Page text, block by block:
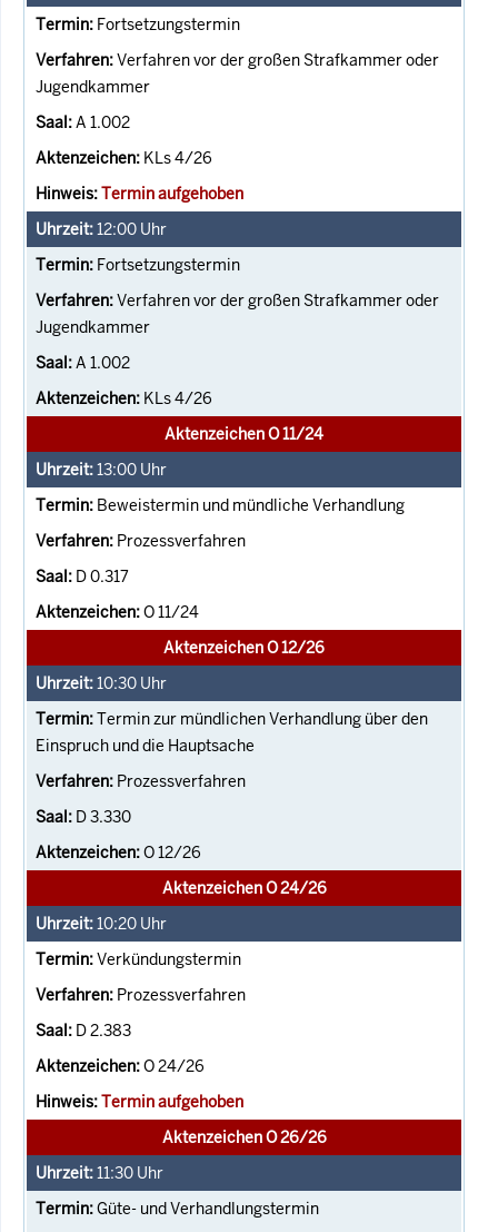
Fortsetzungstermin
Verfahren vor der großen Strafkammer oder
Jugendkammer
A 1.002
KLs 4/26
Termin aufgehoben
12:00 Uhr
Fortsetzungstermin
Verfahren vor der großen Strafkammer oder
Jugendkammer
A 1.002
KLs 4/26
Aktenzeichen O 11/24
13:00 Uhr
Beweistermin und mündliche Verhandlung
Prozessverfahren
D 0.317
O 11/24
Aktenzeichen O 12/26
10:30 Uhr
Termin zur mündlichen Verhandlung über den
Einspruch und die Hauptsache
Prozessverfahren
D 3.330
O 12/26
Aktenzeichen O 24/26
10:20 Uhr
Verkündungstermin
Prozessverfahren
D 2.383
O 24/26
Termin aufgehoben
Aktenzeichen O 26/26
11:30 Uhr
Güte- und Verhandlungstermin